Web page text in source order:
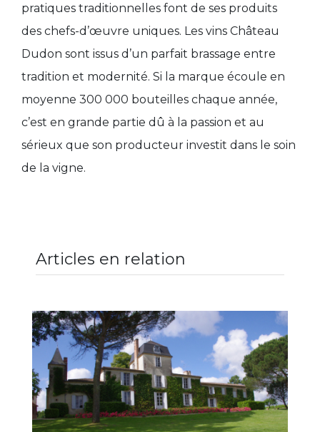
pratiques traditionnelles font de ses produits
des chefs-d’œuvre uniques. Les vins Château
Dudon sont issus d’un parfait brassage entre
tradition et modernité. Si la marque écoule en
moyenne 300 000 bouteilles chaque année,
c’est en grande partie dû à la passion et au
sérieux que son producteur investit dans le soin
de la vigne.
Articles en relation